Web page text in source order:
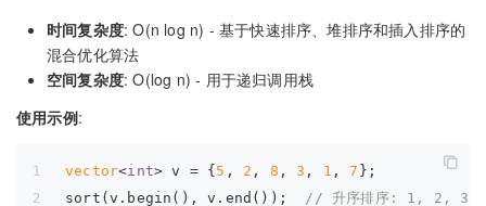
时间复杂度: O(n log n) - 基于快速排序、堆排序和插入排序的
混合优化算法
空间复杂度: O(log n) - 用于递归调用栈
使用示例:
vector<int> v = { 5 , 2 , 8 , 3 , 1 , 7 };
sort(v.begin(), v.end());
// 升序排序: 1, 2,